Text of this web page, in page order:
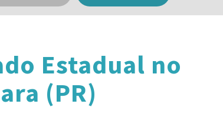
Estadual no
(PR)